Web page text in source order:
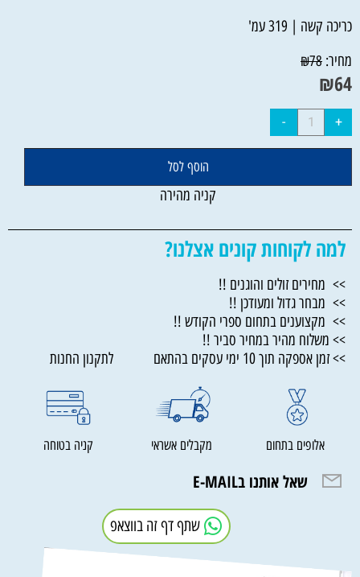
כריכה קשה | 319 עמ'
מחיר:
₪78
₪64
הוסף לסל
קניה מהירה
למה לקוחות קונים אצלנו?
>> מחירים זולים והוגנים !!
>> מבחר גדול ומעודכן !!
>> מקצוענים בתחום ספרי הקודש !!
>> משלוח מהיר במחיר סביר !!
>> זמן אספקה תוך 10 ימי עסקים בהתאם לתקנון החנות
אלופים בתחום מקבלים אשראי קניה בטוחה
שאל אותנו בE-MAIL
שתף דף זה בווצאפ